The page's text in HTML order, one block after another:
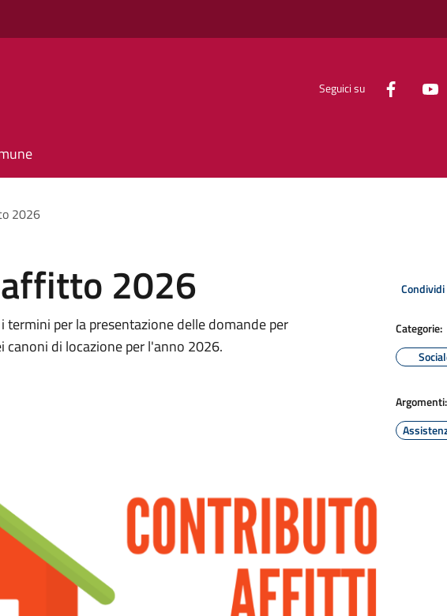
Seguici su
2026
2026
per la presentazione delle domande per
di locazione per l'anno 2026.
Condividi
Categorie:
Argomenti: